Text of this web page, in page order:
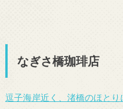
なぎさ橋珈琲店
逗子海岸近く、渚橋のほとり